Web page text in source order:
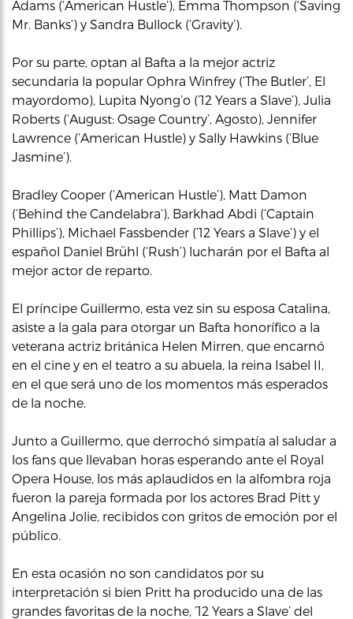
Adams (‘American Hustle’), Emma Thompson (‘Saving
Mr. Banks’) y Sandra Bullock (‘Gravity’).
Por su parte, optan al Bafta a la mejor actriz
secundaria la popular Ophra Winfrey (‘The Butler’, El
mayordomo), Lupita Nyong’o (’12 Years a Slave’), Julia
Roberts (‘August: Osage Country’, Agosto), Jennifer
Lawrence (‘American Hustle) y Sally Hawkins (‘Blue
Jasmine’).
Bradley Cooper (‘American Hustle’), Matt Damon
(‘Behind the Candelabra’), Barkhad Abdi (‘Captain
Phillips’), Michael Fassbender (’12 Years a Slave’) y el
español Daniel Brühl (‘Rush’) lucharán por el Bafta al
mejor actor de reparto.
El príncipe Guillermo, esta vez sin su esposa Catalina,
asiste a la gala para otorgar un Bafta honorífico a la
veterana actriz británica Helen Mirren, que encarnó
en el cine y en el teatro a su abuela, la reina Isabel II,
en el que será uno de los momentos más esperados
de la noche.
Junto a Guillermo, que derrochó simpatía al saludar a
los fans que llevaban horas esperando ante el Royal
Opera House, los más aplaudidos en la alfombra roja
fueron la pareja formada por los actores Brad Pitt y
Angelina Jolie, recibidos con gritos de emoción por el
público.
En esta ocasión no son candidatos por su
interpretación si bien Pritt ha producido una de las
grandes favoritas de la noche, ’12 Years a Slave’ del